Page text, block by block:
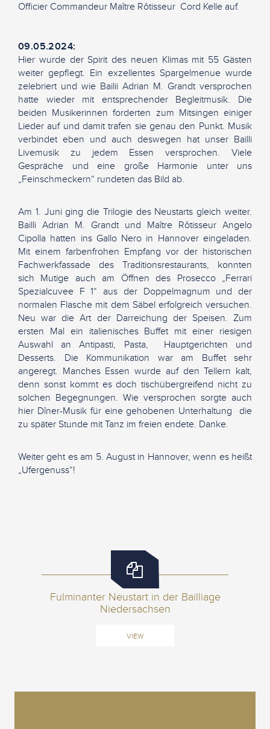
Officier Commandeur Maître Rôtisseur Cord Kelle auf.
09.05.2024:
Hier wurde der Spirit des neuen Klimas mit 55 Gästen
weiter gepflegt. Ein exzellentes Spargelmenue wurde
zelebriert und wie Bailii Adrian M. Grandt versprochen
hatte wieder mit entsprechender Begleitmusik. Die
beiden Musikerinnen forderten zum Mitsingen einiger
Lieder auf und damit trafen sie genau den Punkt. Musik
verbindet eben und auch deswegen hat unser Bailli
Livemusik zu jedem Essen versprochen. Viele
Gespräche und eine große Harmonie unter uns
„Feinschmeckern“ rundeten das Bild ab.
Am 1. Juni ging die Trilogie des Neustarts gleich weiter.
Bailli Adrian M. Grandt und Maître Rôtisseur Angelo
Cipolla hatten ins Gallo Nero in Hannover eingeladen.
Mit einem farbenfrohen Empfang vor der historischen
Fachwerkfassade des Traditionsrestaurants, konnten
sich Mutige auch am Öffnen des Prosecco „Ferrari
Spezialcuvee F 1“ aus der Doppelmagnum und der
normalen Flasche mit dem Säbel erfolgreich versuchen.
Neu war die Art der Darreichung der Speisen. Zum
ersten Mal ein italienisches Buffet mit einer riesigen
Auswahl an Antipasti, Pasta, Hauptgerichten und
Desserts. Die Kommunikation war am Buffet sehr
angeregt. Manches Essen wurde auf den Tellern kalt,
denn sonst kommt es doch tischübergreifend nicht zu
solchen Begegnungen. Wie versprochen sorgte auch
hier Dîner-Musik für eine gehobenen Unterhaltung die
zu später Stunde mit Tanz im freien endete. Danke.
Weiter geht es am 5. August in Hannover, wenn es heißt
„Ufergenuss“!
Fulminanter Neustart in der Bailliage
Niedersachsen
VIEW